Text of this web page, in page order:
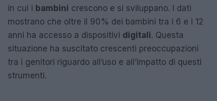
in cui i bambini crescono e si sviluppano. I dati
mostrano che oltre il 90% dei bambini tra i 6 e i 12
anni ha accesso a dispositivi digitali. Questa
situazione ha suscitato crescenti preoccupazioni
tra i genitori riguardo all’uso e all’impatto di questi
strumenti.